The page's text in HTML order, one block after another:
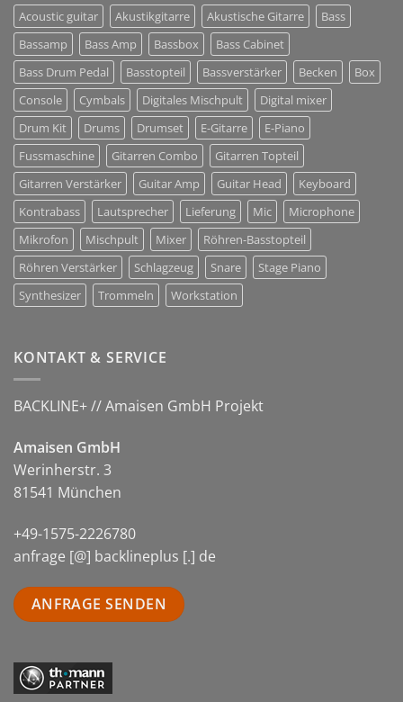
+
Tontechnik
Acoustic guitar Akustikgitarre Akustische Gitarre
Bass
Bassamp
Bass Amp Bassbox
Bass Cabinet
Bass Drum Pedal
Basstopteil Bassverstärker Becken
Box
Console
Cymbals Digitales Mischpult
Digital mixer
Drum Kit
Drums Drumset E-Gitarre
E-Piano
Fussmaschine
Gitarren Combo
Gitarren Topteil
Gitarren Verstärker
Guitar Amp Guitar Head
Keyboard
Kontrabass
Lautsprecher Lieferung Mic
Microphone
Mikrofon
Mischpult Mixer
Röhren-Basstopteil
Röhren Verstärker
Schlagzeug Snare
Stage Piano
Synthesizer
Trommeln Workstation
KONTAKT & SERVICE
BACKLINE+ // Amaisen GmbH Projekt
Amaisen GmbH
Werinherstr. 3
81541 München
+49-1575-2226780
anfrage [@] backlineplus [.] de
ANFRAGE SENDEN